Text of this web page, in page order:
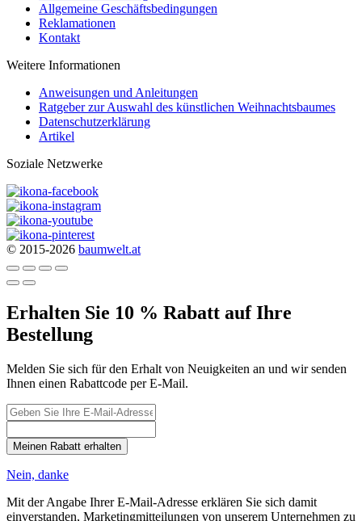
Allgemeine Geschäftsbedingungen
Reklamationen
Kontakt
Weitere Informationen
Anweisungen und Anleitungen
Ratgeber zur Auswahl des künstlichen Weihnachtsbaumes
Datenschutzerklärung
Artikel
Soziale Netzwerke
© 2015-2026 baumwelt.at
Erhalten Sie 10 % Rabatt auf Ihre
Bestellung
Melden Sie sich für den Erhalt von Neuigkeiten an und wir senden
Ihnen einen Rabattcode per E-Mail.
Meinen Rabatt erhalten
Nein, danke
Mit der Angabe Ihrer E-Mail-Adresse erklären Sie sich damit
einverstanden, Marketingmitteilungen von unserem Unternehmen zu